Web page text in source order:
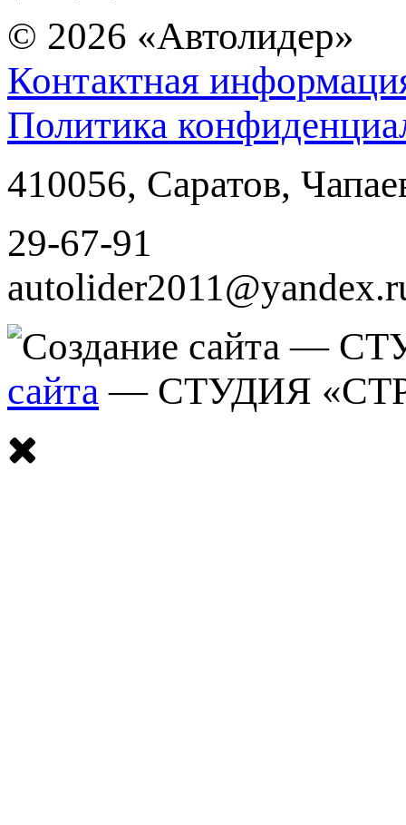
© 2026 «Автолидер»
Контактная
Политика
410056, Саратов,
29-67-91
сайта — СТУДИЯ